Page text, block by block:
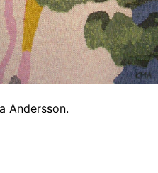
Andersson.